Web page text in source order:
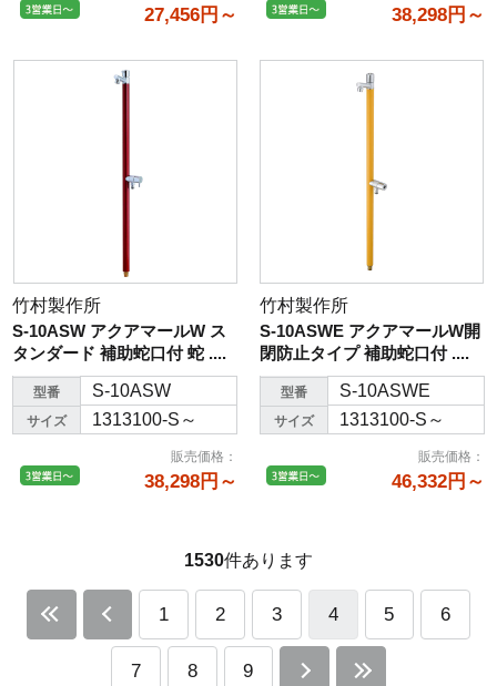
27,456円～ 38,298円～
竹村製作所
S-10ASW アクアマールW ス
タンダード 補助蛇口付 蛇 ....
型番 S-10ASW
サイズ 1313100-S～
販売価格 ：
38,298円～
竹村製作所
S-10ASWE アクアマールW開
閉防止タイプ 補助蛇口付 ....
型番 S-10ASWE
サイズ 1313100-S～
販売価格 ：
46,332円～
1530件あります
1 2 3 4 5 6
7 8 9